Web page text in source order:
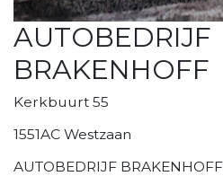
AUTOBEDRIJF
BRAKENHOFF
Kerkbuurt 55
1551AC Westzaan
AUTOBEDRIJF